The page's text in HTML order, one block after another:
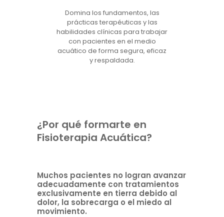
Domina los fundamentos, las
prácticas terapéuticas y las
habilidades clínicas para trabajar
con pacientes en el medio
acuático de forma segura, eficaz
y respaldada.
¿Por qué formarte en
Fisioterapia Acuática?
Muchos pacientes no logran avanzar
adecuadamente con tratamientos
exclusivamente en tierra debido al
dolor, la sobrecarga o el miedo al
movimiento.